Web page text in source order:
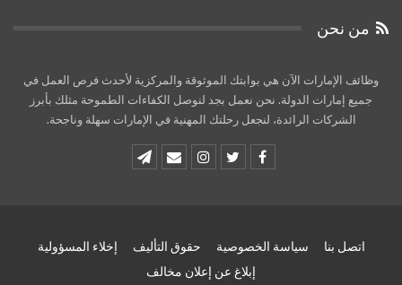
من نحن
وظائف الإمارات الآن هي بوابتك الموثوقة والمركزية لأحدث فرص العمل في
جميع إمارات الدولة. نحن نعمل بجد لنوصل الكفاءات الطموحة مثلك بأبرز
الشركات الرائدة، لنجعل رحلتك المهنية في الإمارات سهلة وناجحة.
اتصل بنا سياسة الخصوصية حقوق التأليف
إخلاء المسؤولية
إبلاغ عن إعلان مخالف